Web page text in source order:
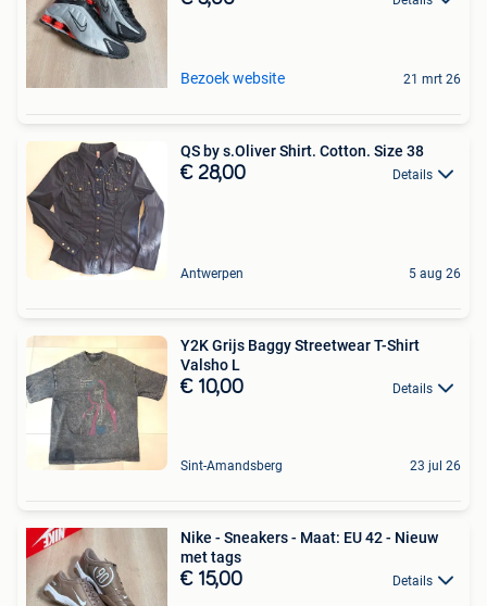
Bezoek website 21 mrt 26
QS by s.Oliver Shirt. Cotton. Size 38
€ 28,00 Details
Antwerpen 5 aug 26
Y2K Grijs Baggy Streetwear T-Shirt
Valsho L
€ 10,00 Details
Sint-Amandsberg 23 jul 26
Nike - Sneakers - Maat: EU 42 - Nieuw
met tags
€ 15,00 Details